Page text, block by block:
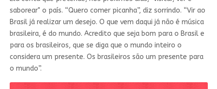
saborear" o país. “Quero comer picanha”, diz sorrindo. “Vir ao
Brasil já realizar um desejo. O que vem daqui já não é música
brasileira, é do mundo. Acredito que seja bom para o Brasil e
para os brasileiros, que se diga que o mundo inteiro o
considera um presente. Os brasileiros são um presente para
o mundo”.